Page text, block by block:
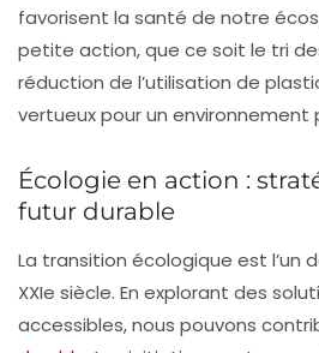
favorisent la santé de notre
petite action, que ce soit le tri
réduction de l’utilisation de
vertueux pour un environnement
Écologie en action :
futur durable
La transition écologique est l’un
XXIe siècle. En explorant des
accessibles, nous pouvons